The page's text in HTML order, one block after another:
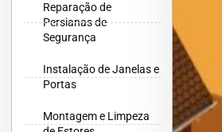
Reparação de
Persianas de
Segurança
Instalação de Janelas e
Portas
Montagem e Limpeza